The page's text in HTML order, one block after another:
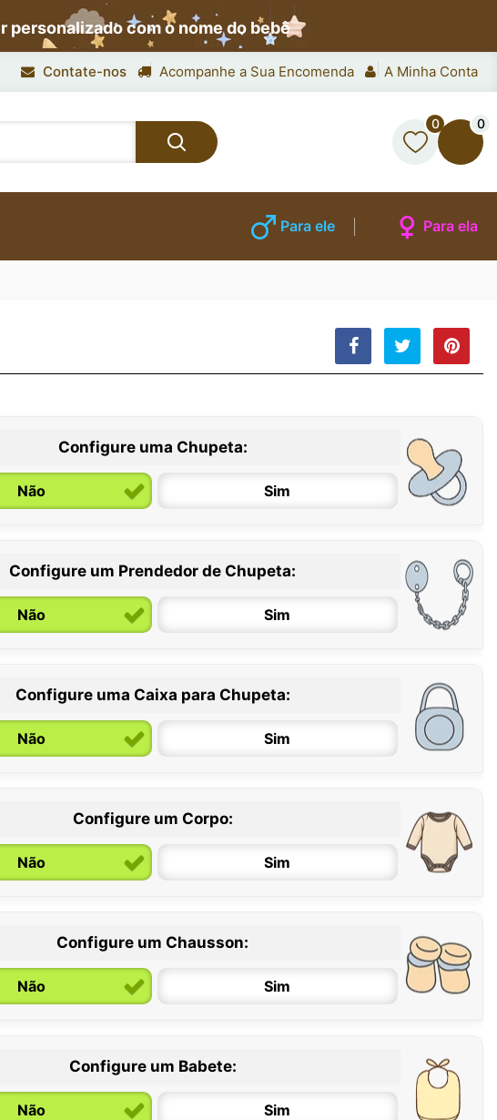
personalizado com o nome do bebê
Contate-nos Acompanhe a Sua Encomenda A Minha Conta
0 0
Para ele Para ela
Configure uma Chupeta:
Não Sim
0 / 6 meses
Configure um Prendedor de Chupeta:
Não Sim
Configure uma Caixa para Chupeta:
Não Sim
Configure um Corpo:
Não Sim
6 / 12 meses 12 / 18 meses
Configure um Chausson:
Não Sim
Configure um Babete:
Não Sim